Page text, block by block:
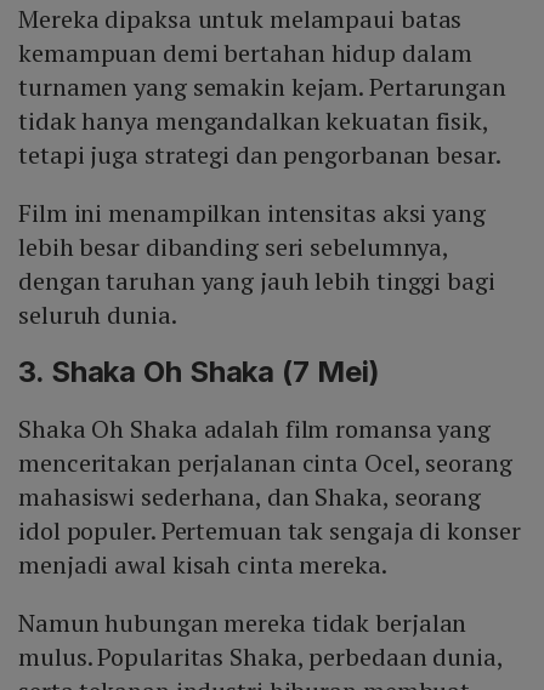
Mereka dipaksa untuk melampaui batas
kemampuan demi bertahan hidup dalam
turnamen yang semakin kejam. Pertarungan
tidak hanya mengandalkan kekuatan fisik,
tetapi juga strategi dan pengorbanan besar.
Film ini menampilkan intensitas aksi yang
lebih besar dibanding seri sebelumnya,
dengan taruhan yang jauh lebih tinggi bagi
seluruh dunia.
3. Shaka Oh Shaka (7 Mei)
Shaka Oh Shaka adalah film romansa yang
menceritakan perjalanan cinta Ocel, seorang
mahasiswi sederhana, dan Shaka, seorang
idol populer. Pertemuan tak sengaja di konser
menjadi awal kisah cinta mereka.
Namun hubungan mereka tidak berjalan
mulus. Popularitas Shaka, perbedaan dunia,